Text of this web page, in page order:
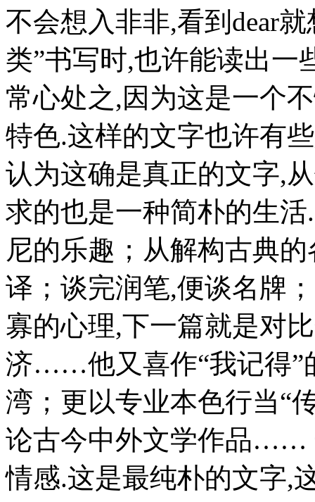
不会想入非非,看到dear
类”书写时,也许能读出一
常心处之,因为这是一个
特色.这样的文字也许有
认为这确是真正的文字,
求的也是一种简朴的生
尼的乐趣；从解构古典
译；谈完润笔,便谈名牌
寡的心理,下一篇就是对
济……他又喜作“我记得”
湾；更以专业本色行当“
论古今中外文学作品……
情感.这是最纯朴的文字,